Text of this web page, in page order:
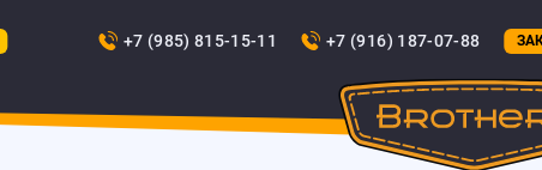
+7 (985) 815-15-11 +7 (916) 187-07-88